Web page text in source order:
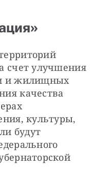
счет улучшения
и жилищных
качества
культуры,
будут